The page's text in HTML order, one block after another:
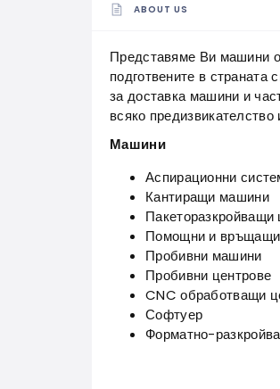
ABOUT US
Представяме Ви машини
подготвените в страната
за доставка машини и
всяко
Машини
Аспирационни
Кантиращи машини
Пакеторазкройващи
Помощни и връщащи
Пробивни машини
Пробивни центрове
CNC обработващи
Софтуер
Форматно-